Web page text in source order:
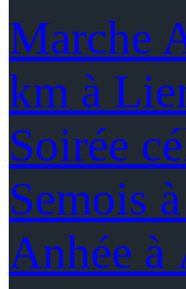
Marche
km à
Soirée
Semois
Anhée à